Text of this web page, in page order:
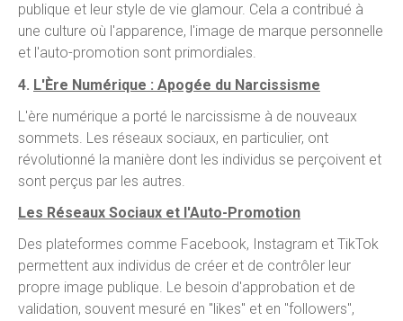
publique et leur style de vie glamour. Cela a contribué à
une culture où l'apparence, l'image de marque personnelle
et l'auto-promotion sont primordiales.
4. L'Ère Numérique : Apogée du Narcissisme
L'ère numérique a porté le narcissisme à de nouveaux
sommets. Les réseaux sociaux, en particulier, ont
révolutionné la manière dont les individus se perçoivent et
sont perçus par les autres.
Les Réseaux Sociaux et l'Auto-Promotion
Des plateformes comme Facebook, Instagram et TikTok
permettent aux individus de créer et de contrôler leur
propre image publique. Le besoin d'approbation et de
validation, souvent mesuré en "likes" et en "followers",